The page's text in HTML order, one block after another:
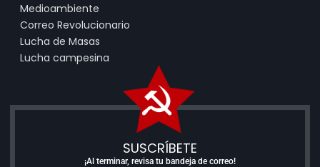
Medioambiente
Correo Revolucionario
Lucha de Masas
Lucha campesina
SUSCRÍBETE
¡Al terminar, revisa tu bandeja de correo!